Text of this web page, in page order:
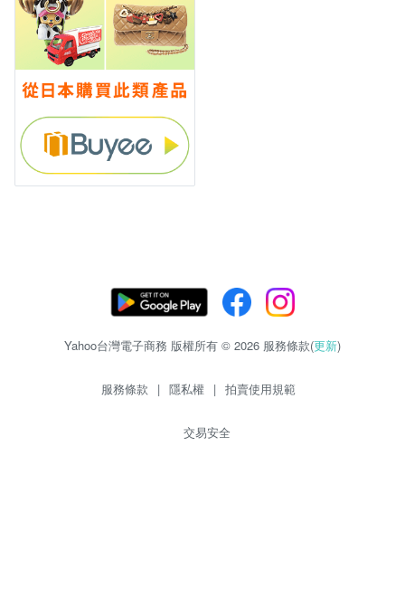
Yahoo台灣電子商務 版權所有 © 2026 服務條款(更新)
服務條款 | 隱私權 | 拍賣使用規範
交易安全